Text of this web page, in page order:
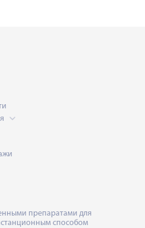
препаратами для
способом